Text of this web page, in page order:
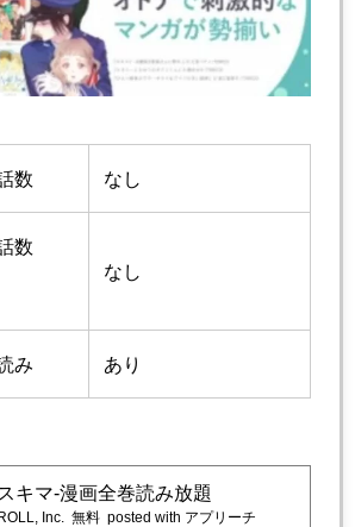
数 なし
数
なし
み あり
スキマ-漫画全巻読み放題
ROLL, Inc. 無料 posted with アプリーチ